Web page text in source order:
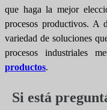
que haga la mejor
procesos productivos. A
variedad de soluciones
procesos industriales
productos.
Si está